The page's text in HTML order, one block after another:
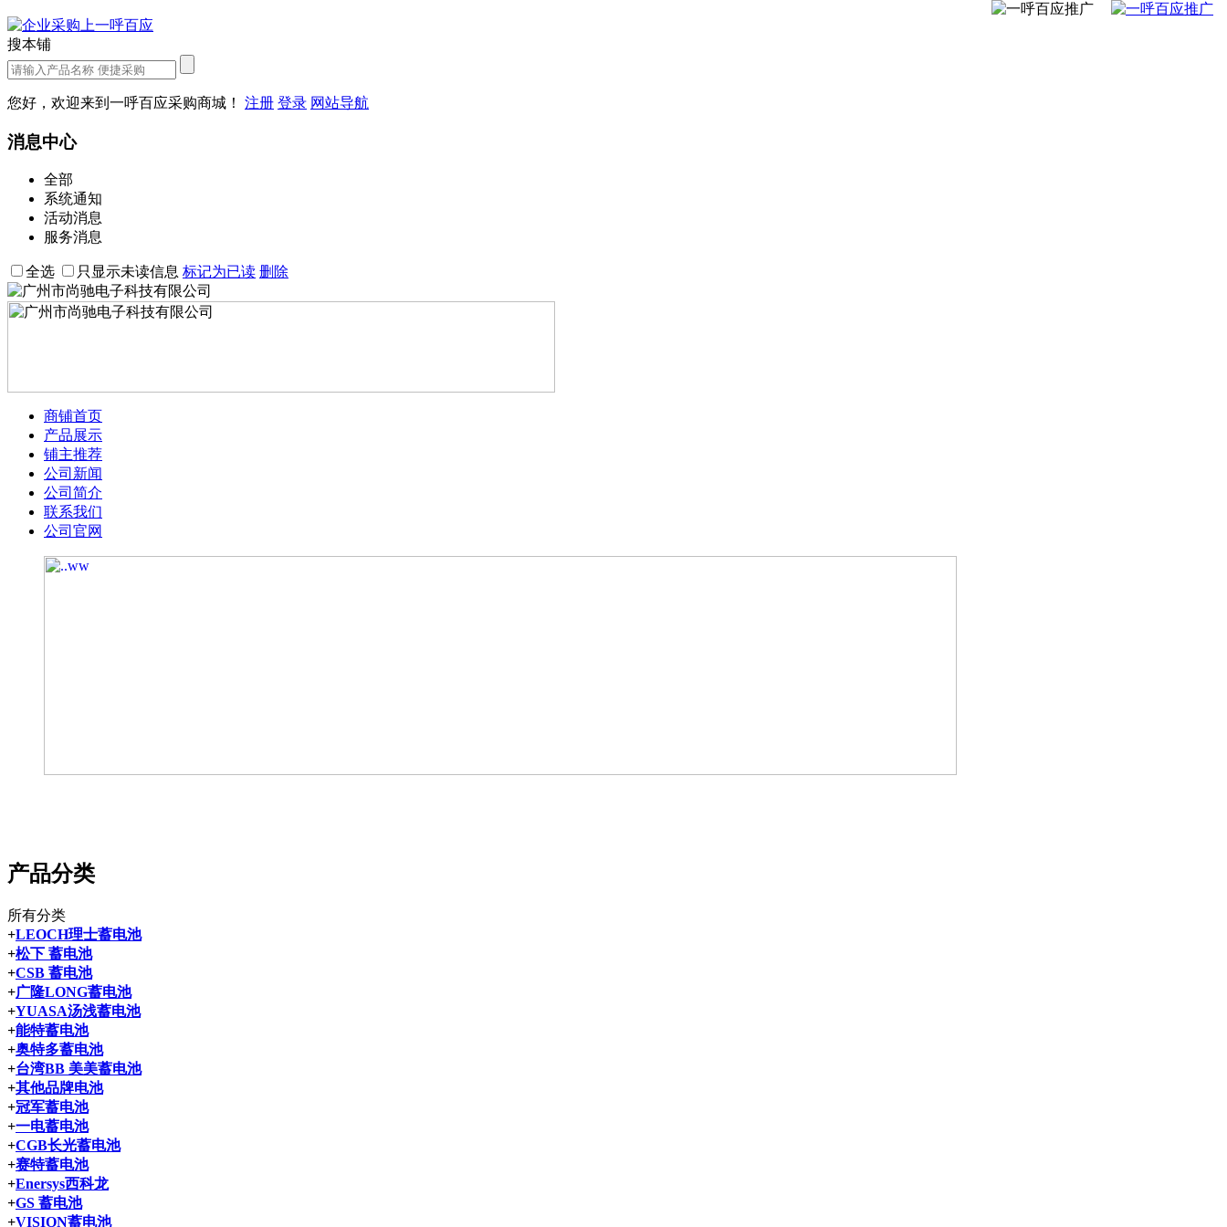
搜本铺
您好，欢迎来到一呼百应采购商城！ 注册 登录 网站导航
消息中心
全部
系统通知
活动消息
服务消息
全选 只显示未读信息 标记为已读 删除
商铺首页
产品展示
铺主推荐
公司新闻
公司简介
联系我们
公司官网
产品分类
所有分类
+LEOCH理士蓄电池
+松下 蓄电池
+CSB 蓄电池
+广隆LONG蓄电池
+YUASA汤浅蓄电池
+能特蓄电池
+奥特多蓄电池
+台湾BB 美美蓄电池
+其他品牌电池
+冠军蓄电池
+一电蓄电池
+CGB长光蓄电池
+赛特蓄电池
+Enersys西科龙
+GS 蓄电池
+VISION蓄电池